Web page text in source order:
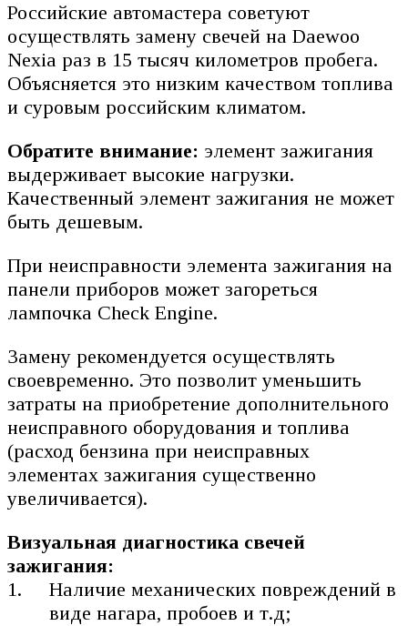
Российские автомастера советуют
осуществлять замену свечей на Daewoo
Nexia раз в 15 тысяч километров пробега.
Объясняется это низким качеством топлива
и суровым российским климатом.
Обратите внимание: элемент зажигания
выдерживает высокие нагрузки.
Качественный элемент зажигания не может
быть дешевым.
При неисправности элемента зажигания на
панели приборов может загореться
лампочка Check Engine.
Замену рекомендуется осуществлять
своевременно. Это позволит уменьшить
затраты на приобретение дополнительного
неисправного оборудования и топлива
(расход бензина при неисправных
элементах зажигания существенно
увеличивается).
Визуальная диагностика свечей
зажигания:
Наличие механических повреждений в
виде нагара, пробоев и т.д;